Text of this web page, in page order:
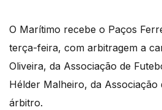
O Marítimo recebe o Paços
terça-feira, com arbitragem a
Oliveira, da Associação de
Hélder Malheiro, da Associação
árbitro.